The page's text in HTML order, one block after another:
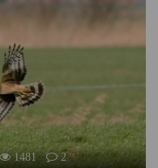
1481 2